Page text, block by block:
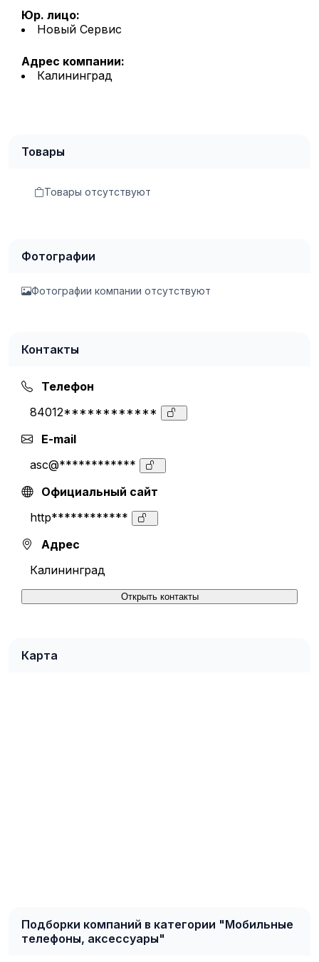
Юр. лицо:
Новый Сервис
Адрес компании:
Калининград
Товары
Товары отсутствуют
Фотографии
Фотографии компании отсутствуют
Контакты
Телефон
84012************
E-mail
asc@************
Официальный сайт
http************
Адрес
Калининград
Открыть контакты
Карта
Подборки компаний в категории "Мобильные
телефоны, аксессуары"